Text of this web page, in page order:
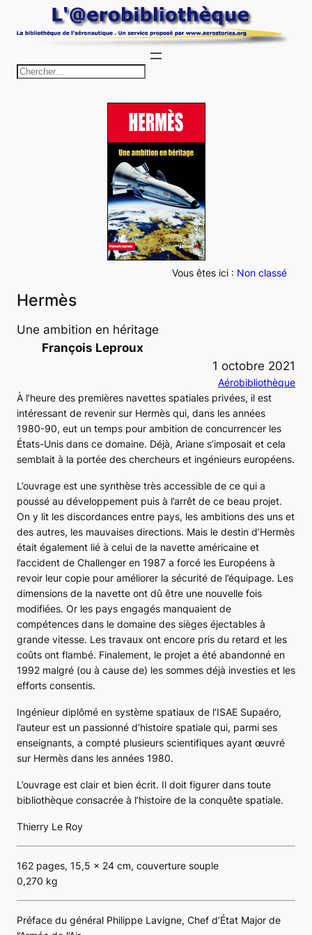
au
c
h
e
r
c
h
e
r
Vous êtes ici : Non classé
Hermès
Une ambition en héritage
François Leproux
1 octobre 2021
Aérobibliothèque
À l’heure des premières navettes spatiales privées, il est
intéressant de revenir sur Hermès qui, dans les années
1980-90, eut un temps pour ambition de concurrencer les
États-Unis dans ce domaine. Déjà, Ariane s’imposait et cela
semblait à la portée des chercheurs et ingénieurs européens.
L’ouvrage est une synthèse très accessible de ce qui a
poussé au développement puis à l’arrêt de ce beau projet.
On y lit les discordances entre pays, les ambitions des uns et
des autres, les mauvaises directions. Mais le destin d’Hermès
était également lié à celui de la navette américaine et
l’accident de Challenger en 1987 a forcé les Européens à
revoir leur copie pour améliorer la sécurité de l’équipage. Les
dimensions de la navette ont dû être une nouvelle fois
modifiées. Or les pays engagés manquaient de
compétences dans le domaine des sièges éjectables à
grande vitesse. Les travaux ont encore pris du retard et les
coûts ont flambé. Finalement, le projet a été abandonné en
1992 malgré (ou à cause de) les sommes déjà investies et les
efforts consentis.
Ingénieur diplômé en système spatiaux de l’ISAE Supaéro,
l’auteur est un passionné d’histoire spatiale qui, parmi ses
enseignants, a compté plusieurs scientifiques ayant œuvré
sur Hermès dans les années 1980.
L’ouvrage est clair et bien écrit. Il doit figurer dans toute
bibliothèque consacrée à l’histoire de la conquête spatiale.
Thierry Le Roy
162 pages, 15,5 x 24 cm, couverture souple
0,270 kg
Préface du général Philippe Lavigne, Chef d’État Major de